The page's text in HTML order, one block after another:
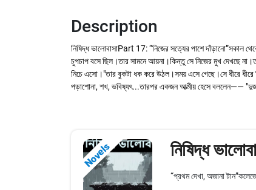
Description
নিষিদ্ধ ভালোবাসাPart 17: “নিজের সত্যের পাশে দাঁড়ানো”সকাল
চুপচাপ বসে ছিল।তার সামনে আয়না।কিন্তু সে নিজের মুখ দেখছে
নিচে এসো।"তার বুকটা ধক করে উঠল।সময় এসে গেছে।সে ধীরে
পড়াশোনা, শখ, ভবিষ্যৎ...তারপর একজন আত্মীয় হেসে বললেন——
Novels নিষিদ্ধ
“প্রথম দেখা, অজানা